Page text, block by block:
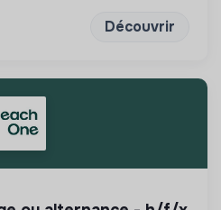
Découvrir